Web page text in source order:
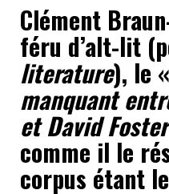
Clément
féru d’alt-lit
literature), le «
manquant
et David
comme il le
corpus étant